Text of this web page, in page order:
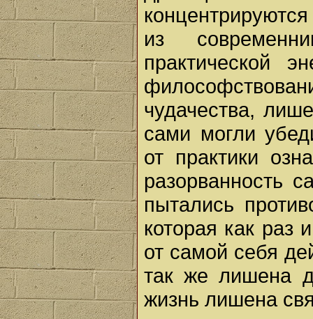
из
практической
чудачества,
сами могли
от практики
разорванность
пытались
которая как раз
от самой себя
так же лишена
жизнь лишена